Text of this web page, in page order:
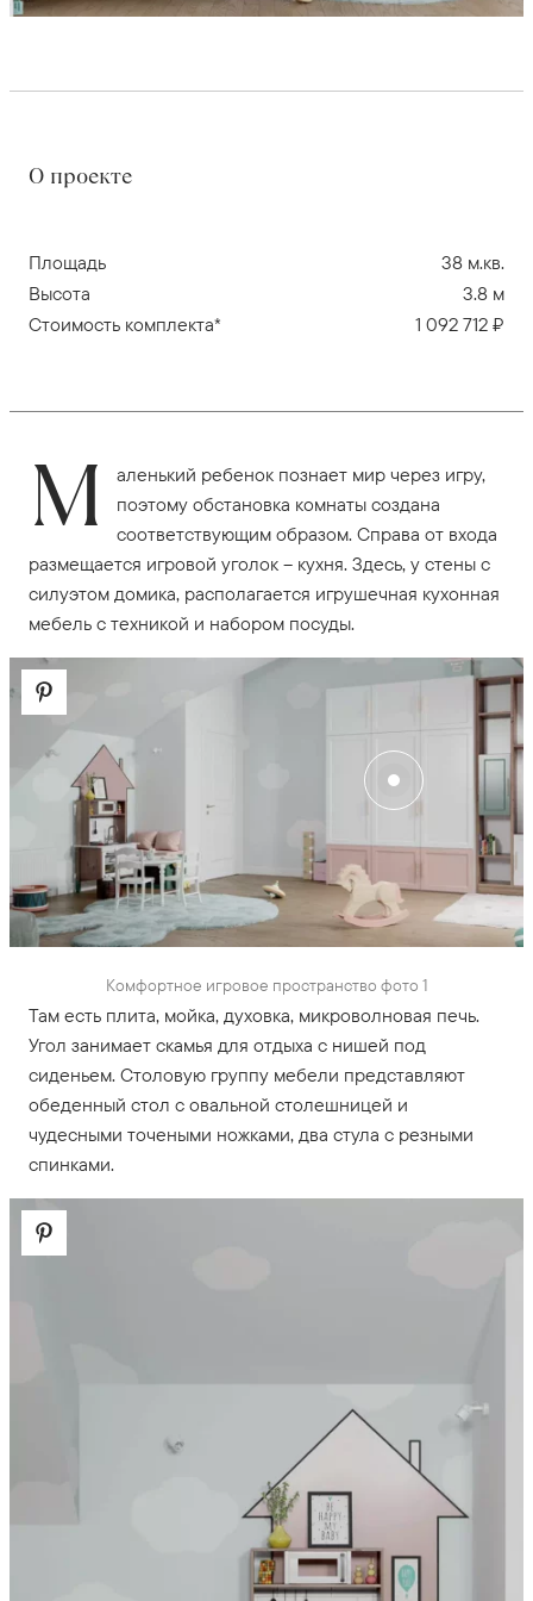
О проекте
Площадь
38 м.кв.
Высота
3.8 м
Стоимость комплекта*
1 092 712 ₽
М
аленький ребенок познает мир через игру,
поэтому обстановка комнаты создана
соответствующим образом. Справа от входа
размещается игровой уголок – кухня. Здесь, у стены с
силуэтом домика, располагается игрушечная кухонная
мебель с техникой и набором посуды.
Комфортное игровое пространство фото 1
Там есть плита, мойка, духовка, микроволновая печь.
Угол занимает скамья для отдыха с нишей под
сиденьем. Столовую группу мебели представляют
обеденный стол с овальной столешницей и
чудесными точеными ножками, два стула с резными
спинками.